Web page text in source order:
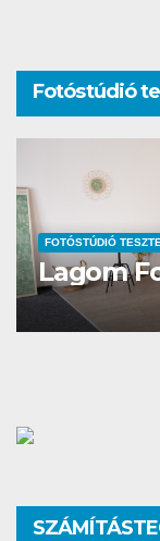
Fotóstúdió
FOTÓSTÚDIÓ